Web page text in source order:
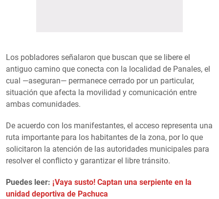
Los pobladores señalaron que buscan que se libere el
antiguo camino que conecta con la localidad de Panales, el
cual —aseguran— permanece cerrado por un particular,
situación que afecta la movilidad y comunicación entre
ambas comunidades.
De acuerdo con los manifestantes, el acceso representa una
ruta importante para los habitantes de la zona, por lo que
solicitaron la atención de las autoridades municipales para
resolver el conflicto y garantizar el libre tránsito.
Puedes leer: ¡Vaya susto! Captan una serpiente en la
unidad deportiva de Pachuca